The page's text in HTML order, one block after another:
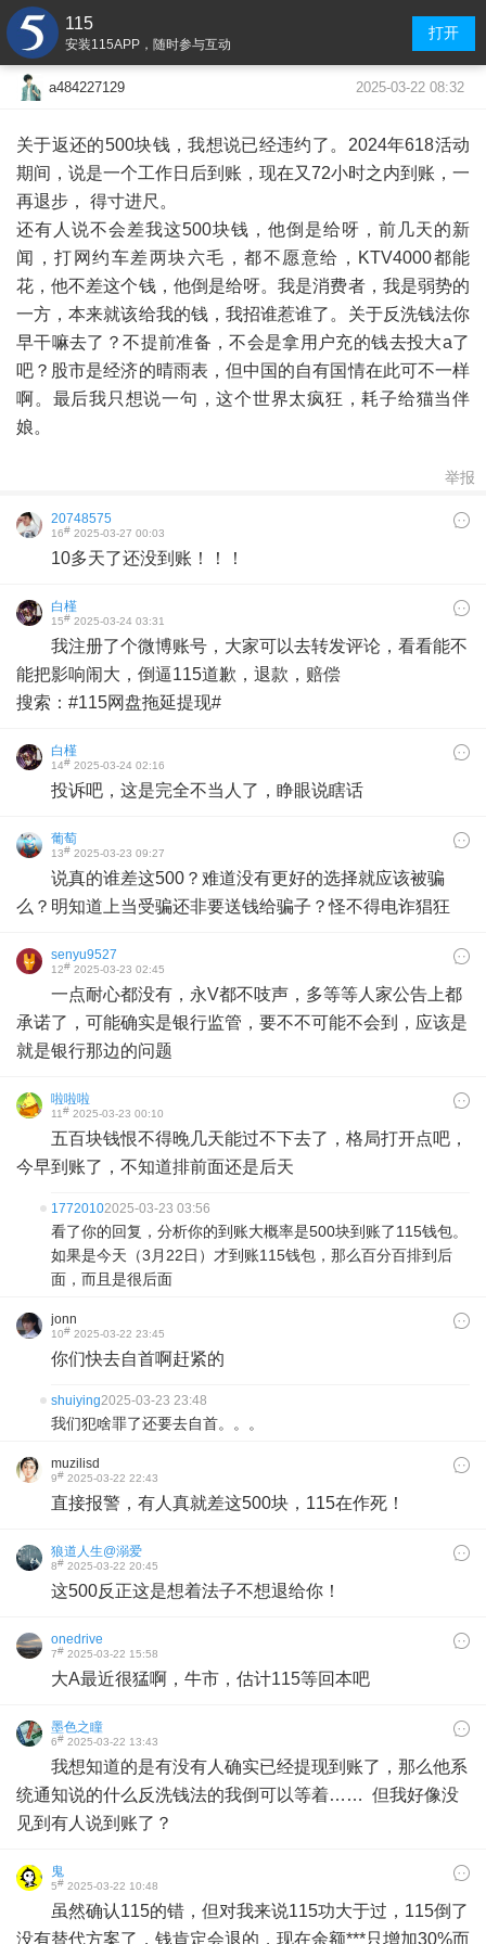
115
安装115APP，随时参与互动
打开
a484227129 2025-03-22 08:32
关于返还的500块钱，我想说已经违约了。2024年618活动
期间，说是一个工作日后到账，现在又72小时之内到账，一
再退步， 得寸进尺。
还有人说不会差我这500块钱，他倒是给呀，前几天的新
闻，打网约车差两块六毛，都不愿意给，KTV4000都能
花，他不差这个钱，他倒是给呀。我是消费者，我是弱势的
一方，本来就该给我的钱，我招谁惹谁了。关于反洗钱法你
早干嘛去了？不提前准备，不会是拿用户充的钱去投大a了
吧？股市是经济的晴雨表，但中国的自有国情在此可不一样
啊。最后我只想说一句，这个世界太疯狂，耗子给猫当伴
娘。
举报
20748575
16# 2025-03-27 00:03
10多天了还没到账！！！
白槿
15# 2025-03-24 03:31
我注册了个微博账号，大家可以去转发评论，看看能不
能把影响闹大，倒逼115道歉，退款，赔偿
搜索：#115网盘拖延提现#
白槿
14# 2025-03-24 02:16
投诉吧，这是完全不当人了，睁眼说瞎话
葡萄
13# 2025-03-23 09:27
说真的谁差这500？难道没有更好的选择就应该被骗
么？明知道上当受骗还非要送钱给骗子？怪不得电诈猖狂
senyu9527
12# 2025-03-23 02:45
一点耐心都没有，永V都不吱声，多等等人家公告上都
承诺了，可能确实是银行监管，要不不可能不会到，应该是
就是银行那边的问题
啦啦啦
11# 2025-03-23 00:10
五百块钱恨不得晚几天能过不下去了，格局打开点吧，
今早到账了，不知道排前面还是后天
17720102025-03-23 03:56
看了你的回复，分析你的到账大概率是500块到账了115钱包。
如果是今天（3月22日）才到账115钱包，那么百分百排到后
面，而且是很后面
jonn
10# 2025-03-22 23:45
你们快去自首啊赶紧的
shuiying2025-03-23 23:48
我们犯啥罪了还要去自首。。。
muzilisd
9# 2025-03-22 22:43
直接报警，有人真就差这500块，115在作死！
狼道人生@溺爱
8# 2025-03-22 20:45
这500反正这是想着法子不想退给你！
onedrive
7# 2025-03-22 15:58
大A最近很猛啊，牛市，估计115等回本吧
墨色之瞳
6# 2025-03-22 13:43
我想知道的是有没有人确实已经提现到账了，那么他系
统通知说的什么反洗钱法的我倒可以等着…… 但我好像没
见到有人说到账了？
鬼
5# 2025-03-22 10:48
虽然确认115的错，但对我来说115功大于过，115倒了
没有替代方案了，钱肯定会退的，现在余额***只增加30%而